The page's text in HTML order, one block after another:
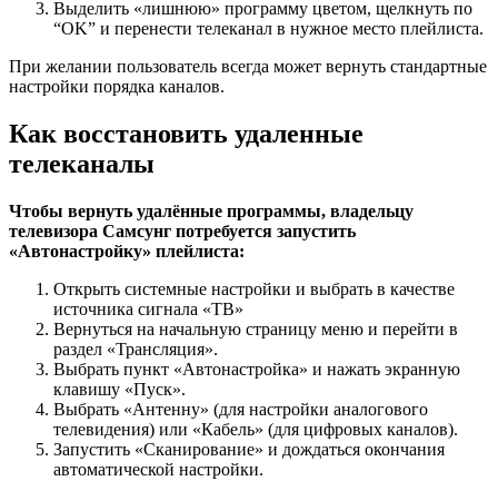
Выделить «лишнюю» программу цветом, щелкнуть по
“OK” и перенести телеканал в нужное место плейлиста.
При желании пользователь всегда может вернуть стандартные
настройки порядка каналов.
Как восстановить удаленные
телеканалы
Чтобы вернуть удалённые программы, владельцу
телевизора Самсунг потребуется запустить
«Автонастройку» плейлиста:
Открыть системные настройки и выбрать в качестве
источника сигнала «TB»
Вернуться на начальную страницу меню и перейти в
раздел «Трансляция».
Выбрать пункт «Автонастройка» и нажать экранную
клавишу «Пуск».
Выбрать «Антенну» (для настройки аналогового
телевидения) или «Кабель» (для цифровых каналов).
Запустить «Сканирование» и дождаться окончания
автоматической настройки.